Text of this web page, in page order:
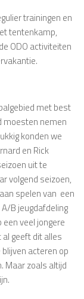
trainingen en
tentenkamp,
ODO activiteiten
met best
moesten nemen
konden we
en Rick
uit te
volgend seizoen,
spelen van een
B jeugdafdeling
veel jongere
geeft dit alles
acteren op
Maar zoals altijd